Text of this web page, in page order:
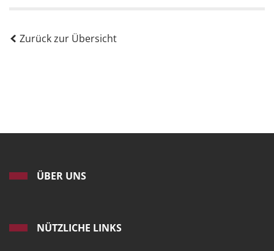
Zurück zur Übersicht
ÜBER UNS
NÜTZLICHE LINKS